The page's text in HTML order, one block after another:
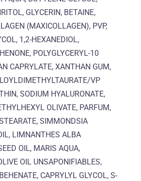
GLYCERIN, BETAINE,
(MAXICOLLAGEN), PVP,
1,2-HEXANEDIOL,
POLYGLYCERYL-10
CAPRYLATE, XANTHAN GUM,
VP
SODIUM HYALURONATE,
OLIVATE, PARFUM,
SIMMONDSIA
LIMNANTHES ALBA
OIL, MARIS AQUA,
OIL UNSAPONIFIABLES,
CAPRYLYL GLYCOL, S-